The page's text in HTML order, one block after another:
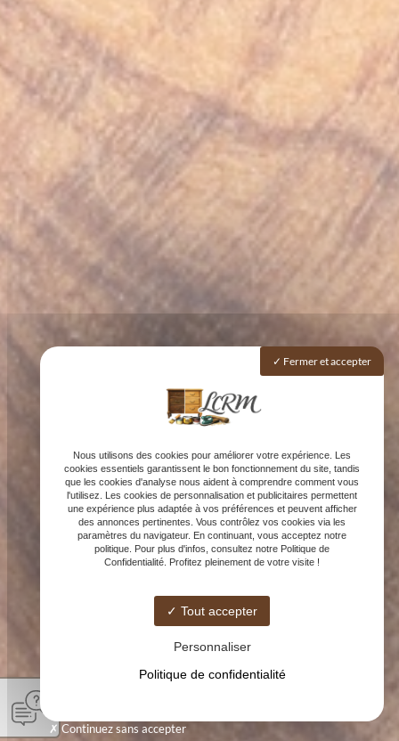
Fermer et accepter
Nous utilisons des cookies pour améliorer votre expérience. Les
cookies essentiels garantissent le bon fonctionnement du site, tandis
que les cookies d'analyse nous aident à comprendre comment vous
l'utilisez. Les cookies de personnalisation et publicitaires permettent
une expérience plus adaptée à vos préférences et peuvent afficher
des annonces pertinentes. Vous contrôlez vos cookies via les
paramètres du navigateur. En continuant, vous acceptez notre
politique. Pour plus d'infos, consultez notre Politique de
Confidentialité. Profitez pleinement de votre visite !
Tout accepter
Personnaliser
Politique de confidentialité
Continuez sans accepter